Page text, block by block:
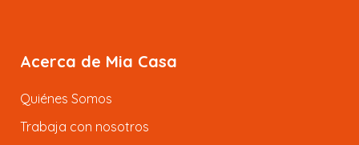
Acerca de Mia Casa
Quiénes Somos
Trabaja con nosotros